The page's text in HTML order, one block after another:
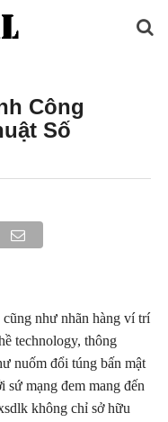
Công
Số
như nhãn hàng ví trí
technology, thông
nuốm đổi túng bấn mật
mạng đem mang đến
không chỉ sở hữu